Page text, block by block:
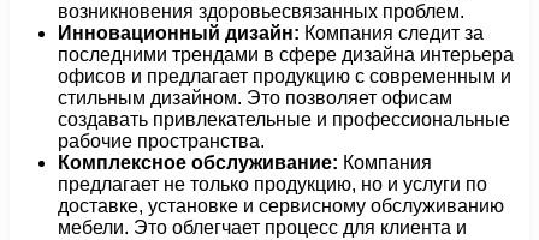
возникновения здоровьесвязанных проблем.
Инновационный дизайн: Компания следит за
последними трендами в сфере дизайна интерьера
офисов и предлагает продукцию с современным и
стильным дизайном. Это позволяет офисам
создавать привлекательные и профессиональные
рабочие пространства.
Комплексное обслуживание: Компания
предлагает не только продукцию, но и услуги по
доставке, установке и сервисному обслуживанию
мебели. Это облегчает процесс для клиента и